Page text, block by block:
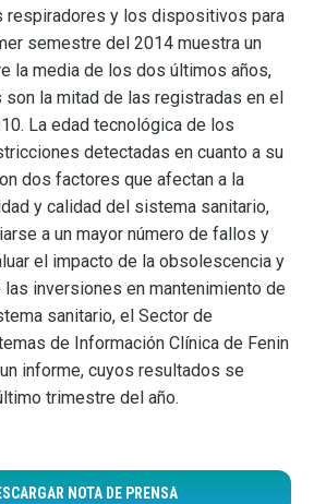
respiradores y los dispositivos para
semestre del 2014 muestra un
la media de los dos últimos años,
son la mitad de las registradas en el
La edad tecnológica de los
detectadas en cuanto a su
dos factores que afectan a la
y calidad del sistema sanitario,
a un mayor número de fallos y
el impacto de la obsolescencia y
inversiones en mantenimiento de
sanitario, el Sector de
de Información Clínica de Fenin
informe, cuyos resultados se
trimestre del año.
NOTA DE PRENSA